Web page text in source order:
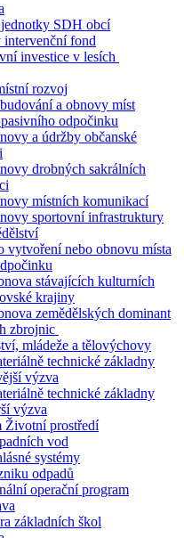
SDH obcí
intervenční fond
investice v lesích
rozvoj
a obnovy míst
odpočinku
a údržby občanské
drobných sakrálních
místních komunikací
sportovní infrastruktury
vytvoření nebo obnovu místa
stávajících kulturních
krajiny
zemědělských dominant
zbrojnic
mládeže a tělovýchovy
technické základny
výzva
technické základny
výzva
Životní prostředí
vod
systémy
odpadů
operační program
základních škol